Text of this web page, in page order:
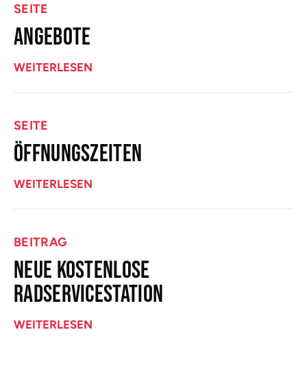
SEITE
ANGEBOTE
WEITERLESEN
SEITE
ÖFFNUNGSZEITEN
WEITERLESEN
BEITRAG
NEUE KOSTENLOSE
RADSERVICESTATION
WEITERLESEN